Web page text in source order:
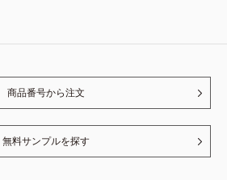
商品番号から注文
無料サンプルを探す